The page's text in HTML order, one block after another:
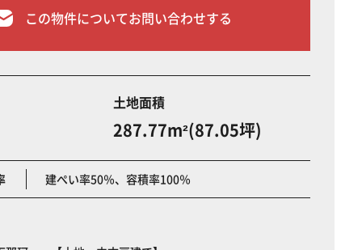
この物件についてお問い合わせする
土地面積
287.77m²(87.05坪)
建ぺい率50％、容積率100％